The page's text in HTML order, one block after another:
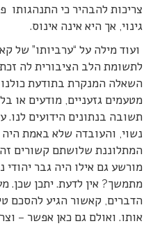
צריכות להבהיר כי התנהגותו
גינוי, אך היא אינה אינוס.
ועוד מילה על “ערביותו” של
לתשומת הלב הציבורית לה
השאלה המנקרת בתודעת
מטעמים גזעניים, מודעים או
תשובה בנתונים הידועים לנו.
נשוי, והעובדה שלא באמת
המתלוננת שלושתם קשורים
מורשע גם אילו היה גבר יהודי
מתמשך? אין לדעת. יתכן שכן.
הדברים, קאשור הגיע להסכם
אותו. ואולם גם כאן אפשר –